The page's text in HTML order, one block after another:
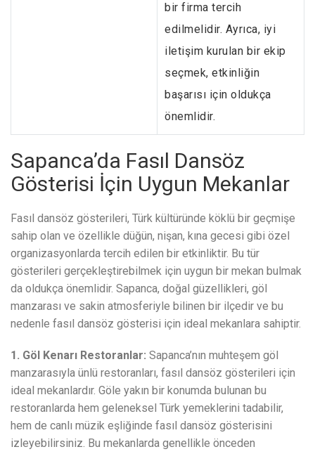
bir firma tercih
edilmelidir. Ayrıca, iyi
iletişim kurulan bir ekip
seçmek, etkinliğin
başarısı için oldukça
önemlidir.
Sapanca’da Fasıl Dansöz
Gösterisi İçin Uygun Mekanlar
Fasıl dansöz gösterileri, Türk kültüründe köklü bir geçmişe
sahip olan ve özellikle düğün, nişan, kına gecesi gibi özel
organizasyonlarda tercih edilen bir etkinliktir. Bu tür
gösterileri gerçekleştirebilmek için uygun bir mekan bulmak
da oldukça önemlidir. Sapanca, doğal güzellikleri, göl
manzarası ve sakin atmosferiyle bilinen bir ilçedir ve bu
nedenle fasıl dansöz gösterisi için ideal mekanlara sahiptir.
1. Göl Kenarı Restoranlar: Sapanca’nın muhteşem göl
manzarasıyla ünlü restoranları, fasıl dansöz gösterileri için
ideal mekanlardır. Göle yakın bir konumda bulunan bu
restoranlarda hem geleneksel Türk yemeklerini tadabilir,
hem de canlı müzik eşliğinde fasıl dansöz gösterisini
izleyebilirsiniz. Bu mekanlarda genellikle önceden